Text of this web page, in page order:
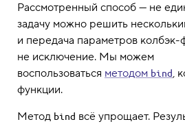
Рассмотренный способ — не
задачу можно решить
и передача параметров
не исключение. Мы можем
воспользоваться методом bind,
функции.
Метод bind всё упрощает.